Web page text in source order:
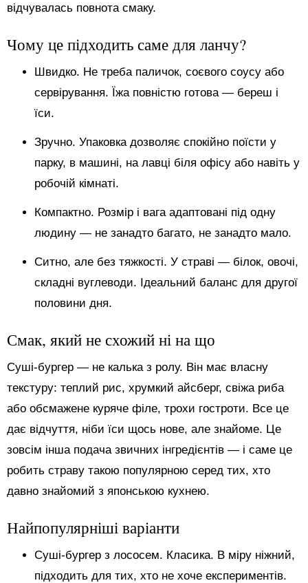
відчувалась повнота смаку.
Чому це підходить саме для ланчу?
Швидко. Не треба паличок, соєвого соусу або
сервірування. Їжа повністю готова — береш і
їси.
Зручно. Упаковка дозволяє спокійно поїсти у
парку, в машині, на лавці біля офісу або навіть у
робочій кімнаті.
Компактно. Розмір і вага адаптовані під одну
людину — не занадто багато, не занадто мало.
Ситно, але без тяжкості. У страві — білок, овочі,
складні вуглеводи. Ідеальний баланс для другої
половини дня.
Смак, який не схожий ні на що
Суші-бургер — не калька з ролу. Він має власну
текстуру: теплий рис, хрумкий айсберг, свіжа риба
або обсмажене куряче філе, трохи гостроти. Все це
дає відчуття, ніби їси щось нове, але знайоме. Це
зовсім інша подача звичних інгредієнтів — і саме це
робить страву такою популярною серед тих, хто
давно знайомий з японською кухнею.
Найпопулярніші варіанти
Суші-бургер з лососем. Класика. В міру ніжний,
підходить для тих, хто не хоче експериментів.